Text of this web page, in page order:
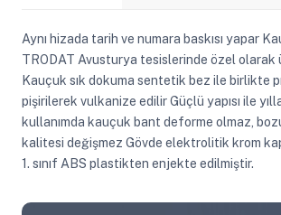
Aynı hizada tarih ve numara baskısı yapar
TRODAT Avusturya tesislerinde özel olarak
Kauçuk sık dokuma sentetik bez ile birlikte
pişirilerek vulkanize edilir Güçlü yapısı ile
kullanımda kauçuk bant deforme olmaz,
kalitesi değişmez Gövde elektrolitik krom
1. sınıf ABS plastikten enjekte edilmiştir.